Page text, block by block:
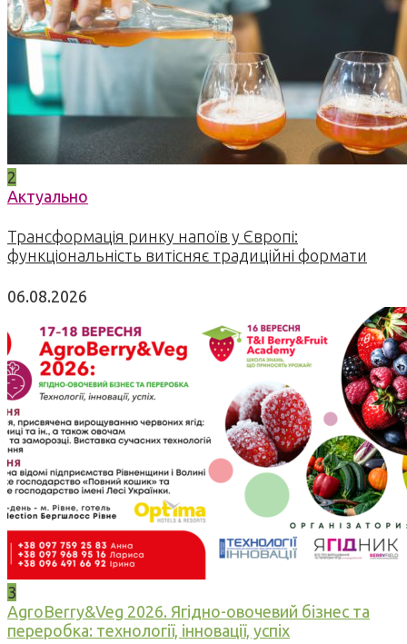
2
Актуально
Трансформація ринку напоїв у Європі:
функціональність витісняє традиційні формати
06.08.2026
3
AgroBerry&Veg 2026. Ягідно-овочевий бізнес та
переробка: технології, інновації, успіх